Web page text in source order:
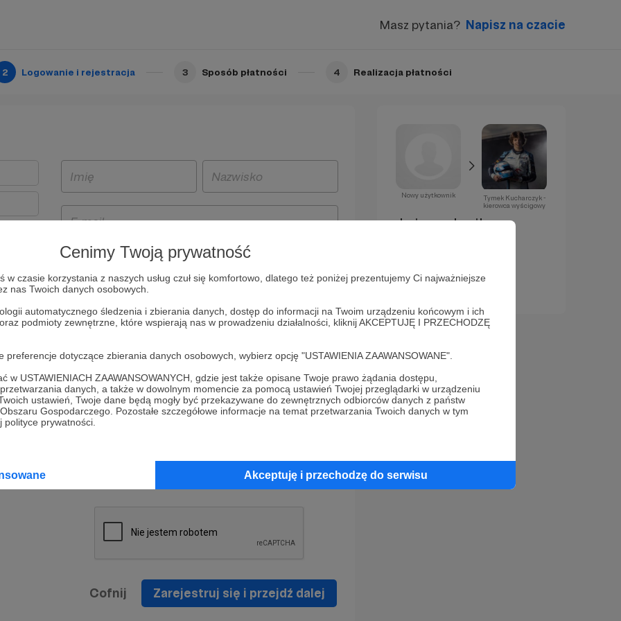
Cenimy Twoją prywatność
w czasie korzystania z naszych usług czuł się komfortowo, dlatego też poniżej prezentujemy Ci najważniejsze
nas Twoich danych osobowych.
automatycznego śledzenia i zbierania danych, dostęp do informacji na Twoim urządzeniu końcowym i ich
podmioty zewnętrzne, które wspierają nas w prowadzeniu działalności, kliknij AKCEPTUJĘ I PRZECHODZĘ
dotyczące zbierania danych osobowych, wybierz opcję "USTAWIENIA ZAAWANSOWANE".
w USTAWIENIACH ZAAWANSOWANYCH, gdzie jest także opisane Twoje prawo żądania dostępu,
danych, a także w dowolnym momencie za pomocą ustawień Twojej przeglądarki w urządzeniu
ustawień, Twoje dane będą mogły być przekazywane do zewnętrznych odbiorców danych z państw
Gospodarczego. Pozostałe szczegółowe informacje na temat przetwarzania Twoich danych w tym
prywatności.
Akceptuję i przechodzę do serwisu
Masz pytania? Napisz na czacie
2 Logowanie i rejestracja 3 Sposób płatności 4 Realizacja płatności
i
będą
z
prawo
na
Politykę Prywatności
* Wyrażam zgodę na przetwarzanie moich danych
osobowych podanych w formularzu rejestracyjnym w celu
prawidłowego świadczenia usług serwisu Patronite.
informacji handlowych - newslettera. Opcja ta może zostać
Cofnij Zarejestruj się i przejdź dalej
Nowy użytkownik
Tymek Kucharczyk -
kierowca wyścigowy
Już za chwilę